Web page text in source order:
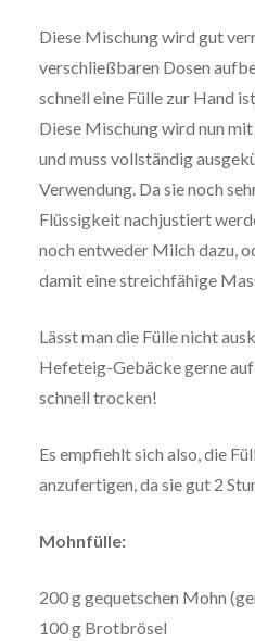
Diese Mischung wird gut
verschließbaren Dosen
schnell eine Fülle zur Hand
Diese Mischung wird nun
und muss vollständig
Verwendung. Da sie noch
Flüssigkeit nachjustiert
noch entweder Milch dazu,
damit eine streichfähige
Lässt man die Fülle nicht
Hefeteig-Gebäcke gerne auf
schnell trocken!
Es empfiehlt sich also, die
anzufertigen, da sie gut 2
Mohnfülle:
200 g gequetschen Mohn
100 g Brotbrösel